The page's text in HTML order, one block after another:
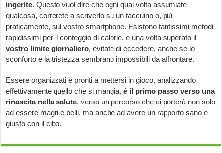
ingerite.Questo vuol dire che ogni qual volta assumiate
qualcosa, correrete a scriverlo su un taccuino o, più
praticamente, sul vostro smartphone. Esistono tantissimi metodi
rapidissimi per il conteggio di calorie, e una volta superato il
vostro limite giornaliero, evitate di eccedere, anche se lo
sconforto e la tristezza sembrano impossibili da affrontare.
Essere organizzati e pronti a mettersi in gioco, analizzando
effettivamente quello che si mangia,è il primo passo verso una
rinascita nella salute, verso un percorso che ci porterà non solo
ad essere magri e belli, ma anche ad avere un rapporto sano e
giusto con il cibo.